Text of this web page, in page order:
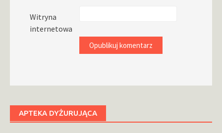
Witryna
internetowa
APTEKA DYŻURUJĄCA